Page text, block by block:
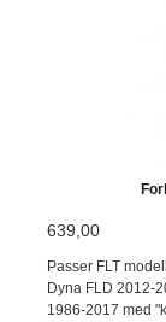
639,00
Passer FLT
Dyna FLD 2012-
1986-2017 med